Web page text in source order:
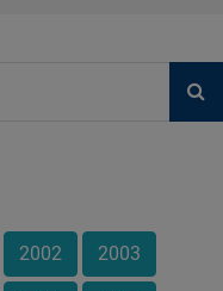
2002 2003